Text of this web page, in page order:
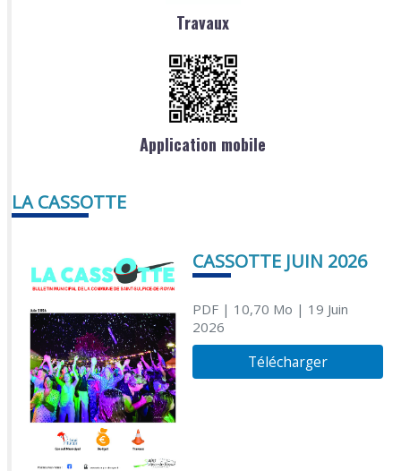
Travaux
Application mobile
LA CASSOTTE
CASSOTTE JUIN 2026
PDF| 10,70 Mo | 19 Juin
2026
Télécharger